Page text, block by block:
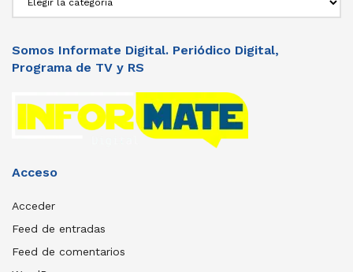
Somos Informate Digital. Periódico Digital,
Programa de TV y RS
Acceso
Acceder
Feed de entradas
Feed de comentarios